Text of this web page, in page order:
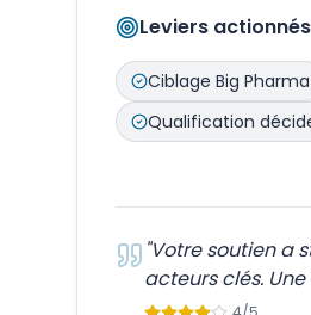
Leviers actionnés
Ciblage Big Pharma
Qualification
"Votre soutien a
acteurs clés.